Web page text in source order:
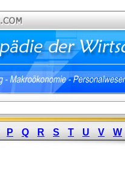
P Q R S T U V W